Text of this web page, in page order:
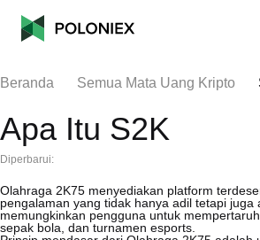
Beranda Semua Mata Uang Kripto
Apa Itu S2K
Diperbarui:
Olahraga 2K75 menyediakan platform
pengalaman yang tidak hanya adil tetapi
memungkinkan pengguna untuk
sepak bola, dan turnamen esports.